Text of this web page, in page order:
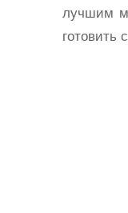
лучшим
готовить